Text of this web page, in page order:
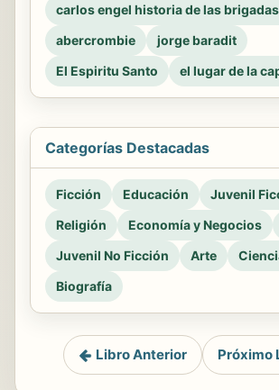
carlos engel historia de las
abercrombie
jorge baradit
El Espiritu Santo
el lugar de la
Categorías Destacadas
Ficción Educación
Juvenil
Religión
Economía y Negocios
Juvenil No Ficción
Arte
Biografía
Libro Anterior Próximo